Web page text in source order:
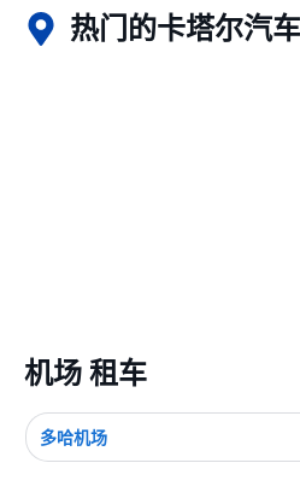
热门的卡塔尔汽
机场 租车
多哈机场